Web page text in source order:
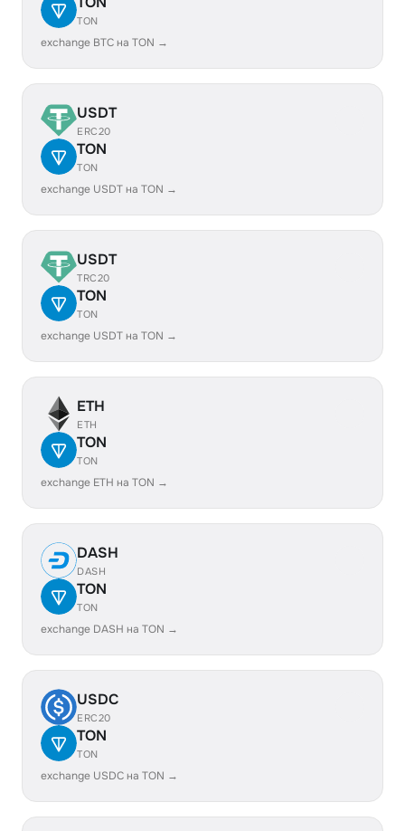
TON
exchange BTC на TON →
USDT
ERC20
TON
TON
exchange USDT на TON →
USDT
TRC20
TON
TON
exchange USDT на TON →
ETH
ETH
TON
TON
exchange ETH на TON →
DASH
DASH
TON
TON
exchange DASH на TON →
USDC
ERC20
TON
TON
exchange USDC на TON →